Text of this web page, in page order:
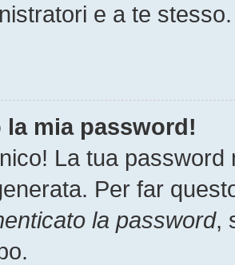
e a te
la mia password!
La tua
Per far
la password,